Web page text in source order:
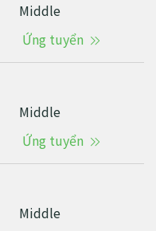
Middle
Ứng tuyển
Middle
Ứng tuyển
Middle